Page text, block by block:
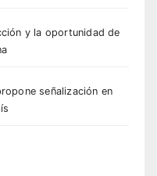
y la oportunidad de
señalización en